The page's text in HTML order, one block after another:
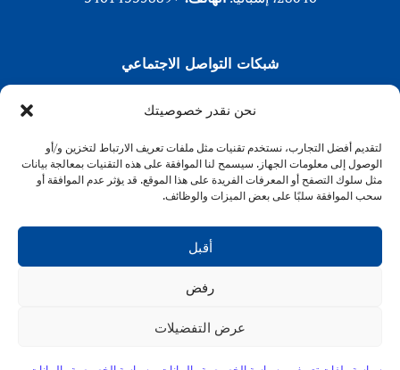
نحن نقدر خصوصيتك
لتقديم أفضل التجارب، نستخدم تقنيات مثل ملفات تعريف الارتباط لتخزين و/أو
الوصول إلى معلومات الجهاز. سيسمح لنا الموافقة على هذه التقنيات بمعالجة بيانات
مثل سلوك التصفح أو المعرفات الفريدة على هذا الموقع. قد يؤثر عدم الموافقة أو
سحب الموافقة سلبًا على بعض الميزات والوظائف.
أقبل
رفض
عرض التفضيلات
شبكات التواصل الاجتماعي
لينكد إن
انستقرام
فيسبوك
VENFORT® 2026